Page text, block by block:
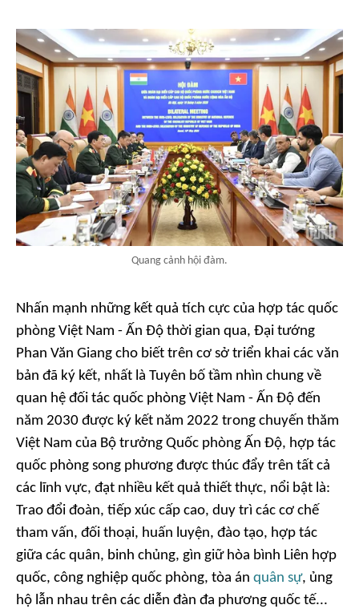
Quang cảnh hội đàm.
Nhấn mạnh những kết quả tích cực của hợp tác quốc
phòng Việt Nam - Ấn Độ thời gian qua, Đại tướng
Phan Văn Giang cho biết trên cơ sở triển khai các văn
bản đã ký kết, nhất là Tuyên bố tầm nhìn chung về
quan hệ đối tác quốc phòng Việt Nam - Ấn Độ đến
năm 2030 được ký kết năm 2022 trong chuyến thăm
Việt Nam của Bộ trưởng Quốc phòng Ấn Độ, hợp tác
quốc phòng song phương được thúc đẩy trên tất cả
các lĩnh vực, đạt nhiều kết quả thiết thực, nổi bật là:
Trao đổi đoàn, tiếp xúc cấp cao, duy trì các cơ chế
tham vấn, đối thoại, huấn luyện, đào tạo, hợp tác
giữa các quân, binh chủng, gìn giữ hòa bình Liên hợp
quốc, công nghiệp quốc phòng, tòa án quân sự, ủng
hộ lẫn nhau trên các diễn đàn đa phương quốc tế...